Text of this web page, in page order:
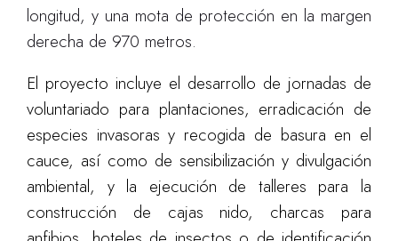
longitud, y una mota de protección en la margen
derecha de 970 metros.
El proyecto incluye el desarrollo de jornadas de
voluntariado para plantaciones, erradicación de
especies invasoras y recogida de basura en el
cauce, así como de sensibilización y divulgación
ambiental, y la ejecución de talleres para la
construcción de cajas nido, charcas para